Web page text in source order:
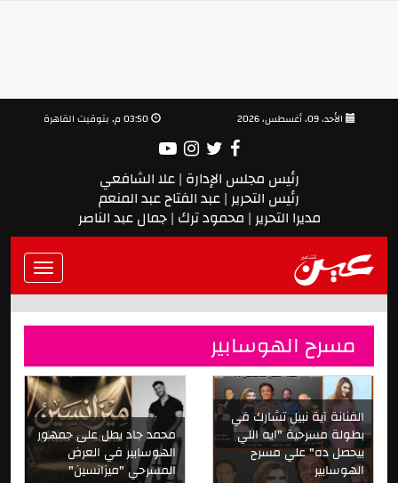
03:50 م, بتوقيت القاهرة
رئيس مجلس الإدارة | علا الشافعي
رئيس التحرير | عبد الفتاح عبد المنعم
مديرا التحرير | محمود ترك | جمال عبد الناصر
Toggle
مسرح الهوسابير
محمد جاد يطل على جمهور
الهوسابير في العرض
المسرحي "ميزانسين"
الفنانة آية نبيل تشارك في
بطولة مسرحية "ايه اللي
بيحصل ده" علي مسرح
الهوسابير